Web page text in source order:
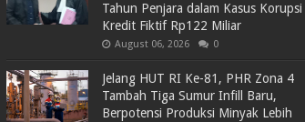
Tahun Penjara dalam Kasus Korupsi
Kredit Fiktif Rp122 Miliar
August 06, 2026 0
Jelang HUT RI Ke-81, PHR Zona 4
Tambah Tiga Sumur Infill Baru,
Berpotensi Produksi Minyak Lebih